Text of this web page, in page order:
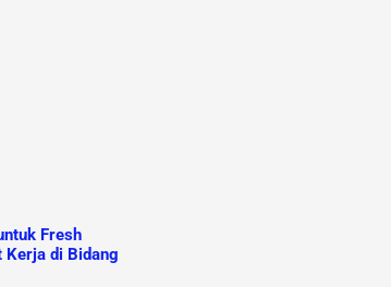
Fresh
Kerja di Bidang